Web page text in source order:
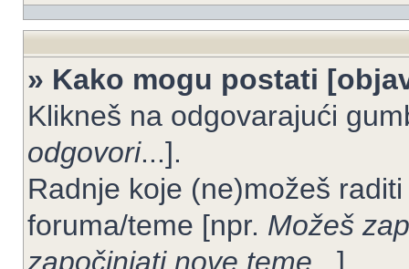
» Kako mogu postati
Klikneš na odgovarajući
odgovori...].
Radnje koje (ne)možeš
foruma/teme [npr. Možeš
započinjati nove teme ...].